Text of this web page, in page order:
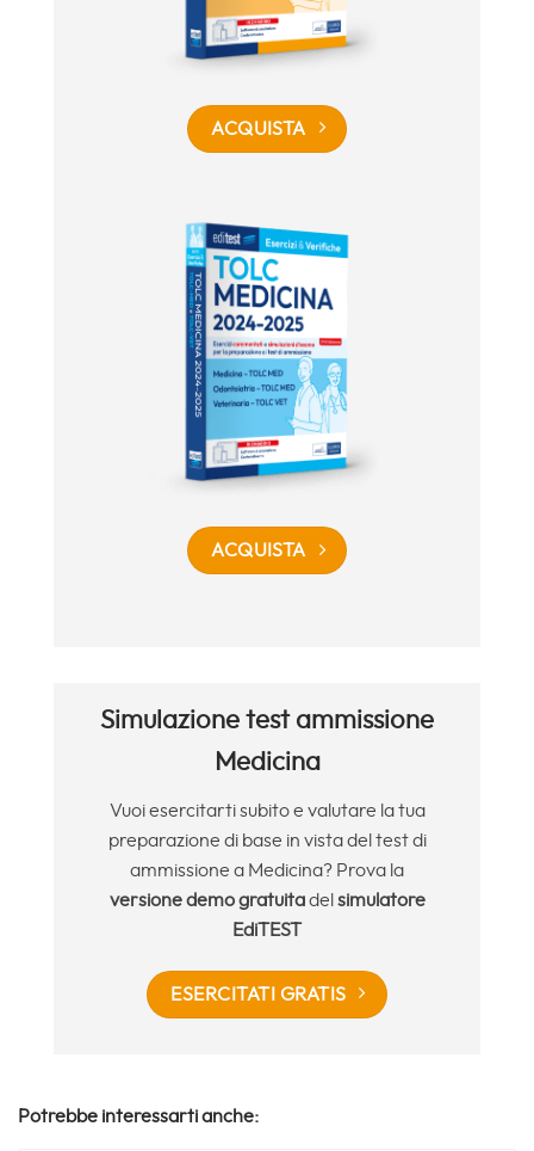
ACQUISTA
ACQUISTA
Simulazione test ammissione
Medicina
Vuoi esercitarti subito e valutare la tua
preparazione di base in vista del test di
ammissione a Medicina? Prova la
versione demo gratuitadel simulatore
EdiTEST
ESERCITATI GRATIS
Potrebbe interessarti anche: